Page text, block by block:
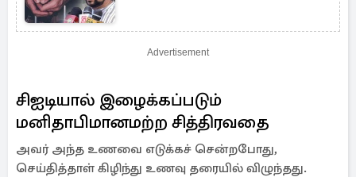
Advertisement
சிஐடியால் இழைக்கப்படும்
மனிதாபிமானமற்ற சித்திரவதை
அவர் அந்த உணவை எடுக்கச் சென்றபோது, ​​
செய்தித்தாள் கிழிந்து உணவு தரையில் விழுந்தது.